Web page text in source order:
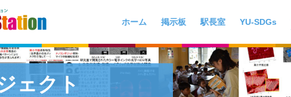
ホーム 掲示板 駅長室 YU-SDGs
ェクト